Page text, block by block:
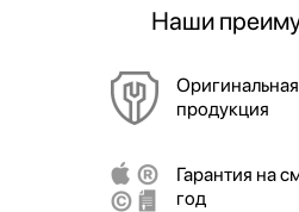
Наши
Оригинальная
продукция
Гарантия на
год